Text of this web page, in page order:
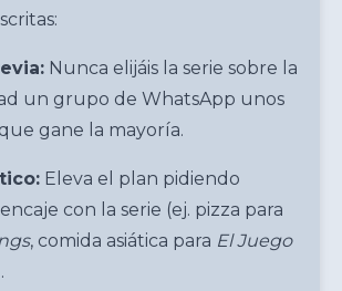
Nunca elijáis la serie sobre la
un grupo de WhatsApp unos
gane la mayoría.
Eleva el plan pidiendo
con la serie (ej. pizza para
, comida asiática para El Juego